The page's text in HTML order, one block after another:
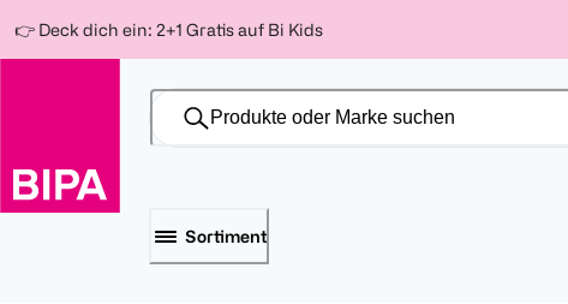
-10%
Für
150 Ös
-15%
Für
300 Ös
-20%
Für
500 Ös
zum
👉 Deck dich ein: 2+1 Gratis auf Bi Kids
Sortiment